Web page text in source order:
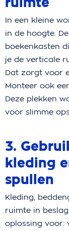
In een kleine
in de hoogte.
boekenkasten
je de verticale
Dat zorgt voor
Monteer ook
Deze plekken
voor slimme
3.
kleding
spullen
Kleding,
ruimte in
oplossing voor: